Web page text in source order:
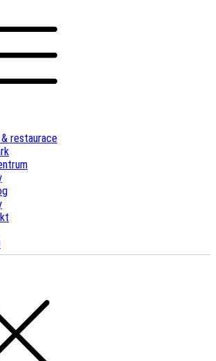
restaurace